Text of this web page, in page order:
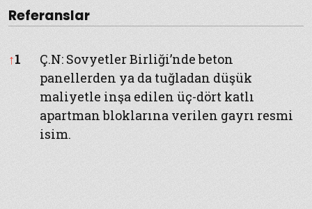
Referanslar
Referanslar
↑1
Ç.N: Sovyetler Birliği’nde beton
panellerden ya da tuğladan düşük
maliyetle inşa edilen üç-dört katlı
apartman bloklarına verilen gayrı resmi
isim.